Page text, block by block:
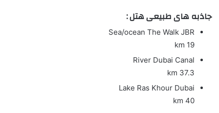
جاذبه های طبیعی هتل :
Sea/ocean The Walk JBR
19 km
River Dubai Canal
37.3 km
Lake Ras Khour Dubai
40 km